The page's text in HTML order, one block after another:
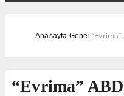
Anasayfa Genel
“Evrima”